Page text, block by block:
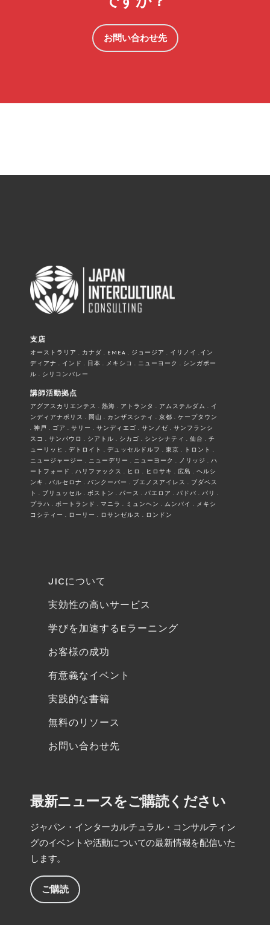
お問い合わせ先
支店
オーストラリア . カナダ . EMEA . ジョージア . イリノイ .イン
ディアナ . インド . 日本 . メキシコ . ニューヨーク . シンガポー
ル . シリコンバレー
講師活動拠点
アグアスカリエンテス . 熱海 . アトランタ . アムステルダム . イ
ンディアナポリス . 岡山 . カンザスシティ . 京都 . ケープタウン
. 神戸 . ゴア . サリー . サンディエゴ . サンノゼ . サンフランシ
スコ . サンパウロ . シアトル . シカゴ . シンシナティ . 仙台 . チ
ューリッヒ . デトロイト . デュッセルドルフ . 東京 . トロント .
ニュージャージー . ニューデリー . ニューヨーク . ノリッジ . ハ
ートフォード . ハリファックス . ヒロ . ヒロサキ . 広島 . ヘルシ
ンキ . バルセロナ . バンクーバー . ブエノスアイレス . ブダペス
ト . ブリュッセル . ボストン . パース . パエロア . パドバ . パリ .
プラハ . ポートランド . マニラ . ミュンヘン . ムンバイ . メキシ
コシティー . ローリー . ロサンゼルス . ロンドン
JICについて
実効性の高いサービス
学びを加速するEラーニング
お客様の成功
有意義なイベント
実践的な書籍
無料のリソース
お問い合わせ先
最新ニュースをご購読ください
ジャパン・インターカルチュラル・コンサルティン
グのイベントや活動についての最新情報を配信いた
します。
ご購読